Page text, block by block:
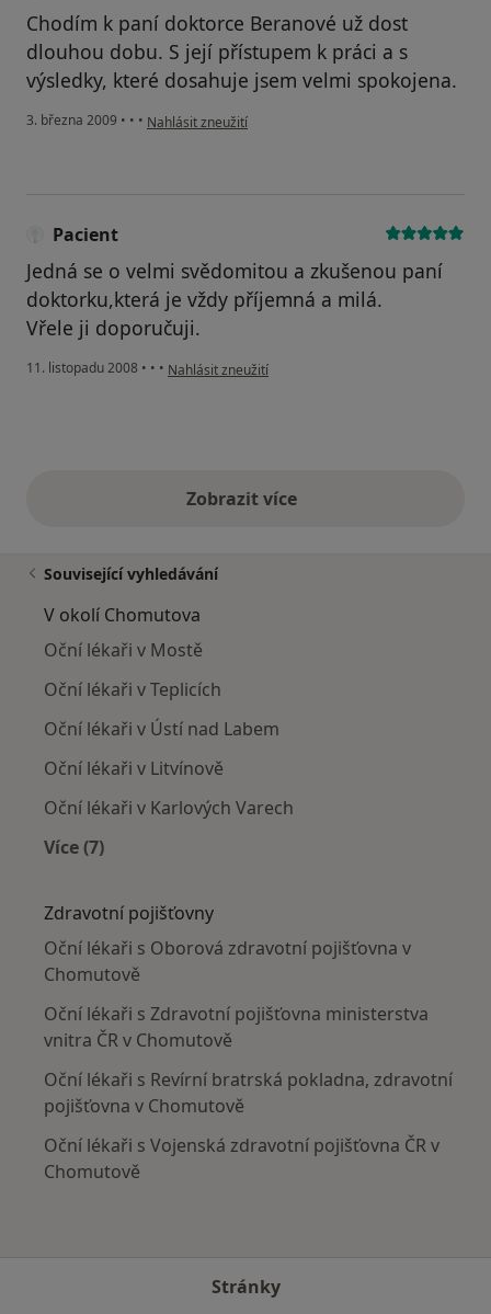
Chodím k paní doktorce Beranové už dost
dlouhou dobu. S její přístupem k práci a s
výsledky, které dosahuje jsem velmi spokojena.
3. března 2009 • • • podle názoru uživatele ?
Nahlásit zneužití
Pacient
Jedná se o velmi svědomitou a zkušenou paní
doktorku,která je vždy příjemná a milá.
Vřele ji doporučuji.
11. listopadu 2008 • • • podle názoru uživatele Pacient
Nahlásit zneužití
Zobrazit vícevýše uvedené názory
Související vyhledávání
V okolí Chomutova
Oční lékaři v Mostě
Oční lékaři v Teplicích
Oční lékaři v Ústí nad Labem
Oční lékaři v Litvínově
Oční lékaři v Karlových Varech
Více (7)
Zdravotní pojišťovny
Oční lékaři s Oborová zdravotní pojišťovna v
Chomutově
Oční lékaři s Zdravotní pojišťovna ministerstva
vnitra ČR v Chomutově
Oční lékaři s Revírní bratrská pokladna, zdravotní
pojišťovna v Chomutově
Oční lékaři s Vojenská zdravotní pojišťovna ČR v
Chomutově
Stránky